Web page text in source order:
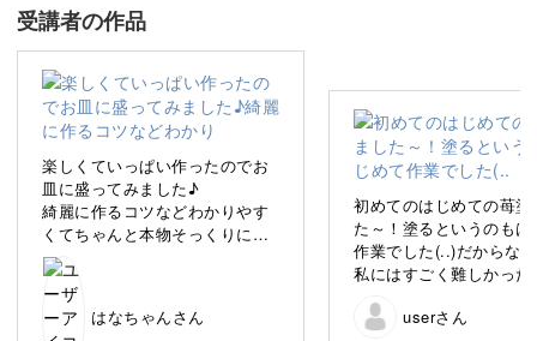
のせるだけで華やかになるいちごは、スイーツを作る上で
使用頻度が高いのでぜひマスターしてくださいね！
いろんなかたちのいちごが作れます
人気のフルーツであるいちごは、スイーツでの使い方もさ
まざま。
受講者の作品
楽しくていっぱい作ったのでお
皿に盛ってみました♪
綺麗に作るコツなどわかりやす
くてちゃんと本物そっくりに出
来たと思います^ ^
はなちゃんさん
初めてのはじめての苺塗
た～！塗るというのもは
作業でした(..)だからな
私にはすごく難しかった
い(..)色が濃くなってし
userさん